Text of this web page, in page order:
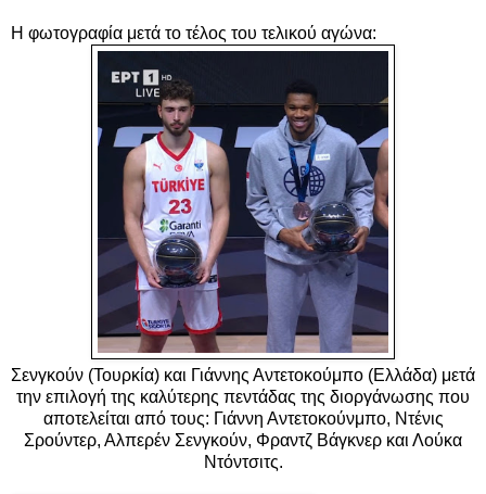
Η φωτογραφία μετά το τέλος του τελικού αγώνα:
Σενγκούν (Τουρκία) και Γιάννης Αντετοκούμπο (Ελλάδα) μετά
την επιλογή της καλύτερης πεντάδας της διοργάνωσης που
αποτελείται από τους: Γιάννη Αντετοκούνμπο, Ντένις
Σρούντερ, Αλπερέν Σενγκούν, Φραντζ Βάγκνερ και Λούκα
Ντόντσιτς.